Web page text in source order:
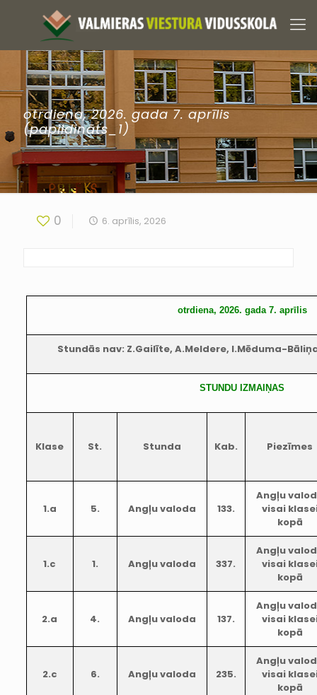
otrdiena, 2026. gada 7. aprīlis
(papildināts_1)
0 6. aprīlis, 2026
otrdiena, 2026. gada 7. aprīlis
Stundās nav: Z.Gailīte, A.Meldere, I.Mēduma-
STUNDU IZMAIŅAS
Klase St. Stunda Kab. Piezīmes
1.a 5. Angļu valoda 133.
Angļu
visai
kopā
1.c 1. Angļu valoda 337.
Angļu
visai
kopā
2.a 4. Angļu valoda 137.
Angļu
visai
kopā
2.c 6. Angļu valoda 235.
Angļu
visai
kopā